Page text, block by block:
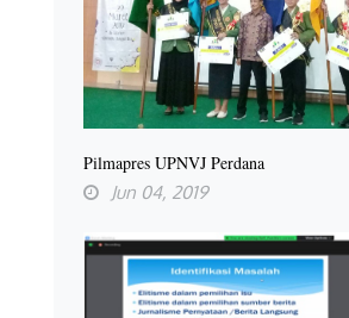
Pilmapres UPNVJ Perdana
Jun 04, 2019